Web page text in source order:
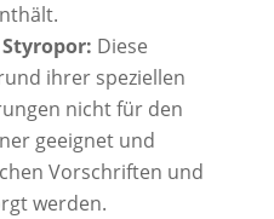
Diese
ihrer speziellen
nicht für den
geeignet und
Vorschriften und
werden.